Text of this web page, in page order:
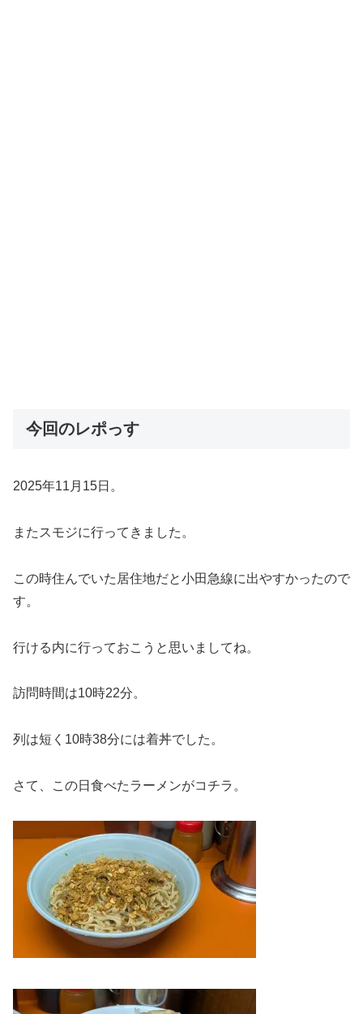
今回のレポっす
2025年11月15日。
またスモジに行ってきました。
この時住んでいた居住地だと小田急線に出やすかったので
す。
行ける内に行っておこうと思いましてね。
訪問時間は10時22分。
列は短く10時38分には着丼でした。
さて、この日食べたラーメンがコチラ。